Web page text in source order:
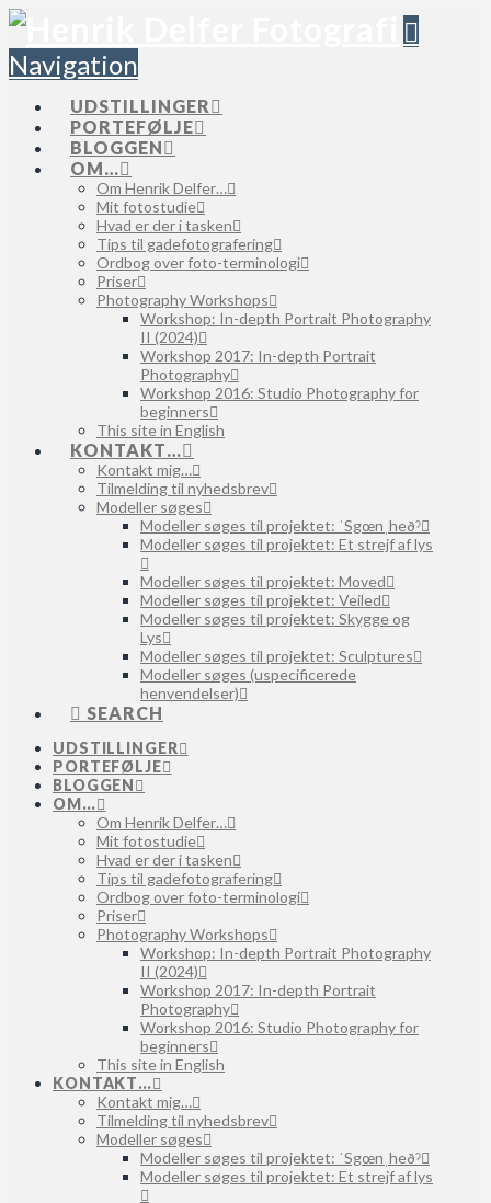
Navigation
UDSTILLINGER
PORTEFØLJE
BLOGGEN
OM…
Om Henrik Delfer…
Mit fotostudie
Hvad er der i tasken
Tips til gadefotografering
Ordbog over foto-terminologi
Priser
Photography Workshops
Workshop: In-depth Portrait Photography
II (2024)
Workshop 2017: In-depth Portrait
Photography
Workshop 2016: Studio Photography for
beginners
This site in English
KONTAKT…
Kontakt mig…
Tilmelding til nyhedsbrev
Modeller søges
Modeller søges til projektet: ˈSgœnˌheðˀ
Modeller søges til projektet: Et strejf af lys
Modeller søges til projektet: Moved
Modeller søges til projektet: Veiled
Modeller søges til projektet: Skygge og
Lys
Modeller søges til projektet: Sculptures
Modeller søges (uspecificerede
henvendelser)
SEARCH
UDSTILLINGER
PORTEFØLJE
BLOGGEN
OM…
Om Henrik Delfer…
Mit fotostudie
Hvad er der i tasken
Tips til gadefotografering
Ordbog over foto-terminologi
Priser
Photography Workshops
Workshop: In-depth Portrait Photography
II (2024)
Workshop 2017: In-depth Portrait
Photography
Workshop 2016: Studio Photography for
beginners
This site in English
KONTAKT…
Kontakt mig…
Tilmelding til nyhedsbrev
Modeller søges
Modeller søges til projektet: ˈSgœnˌheðˀ
Modeller søges til projektet: Et strejf af lys